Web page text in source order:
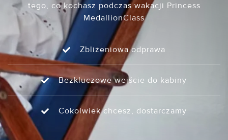
tego, co kochasz podczas wakacji Princess
MedallionClass
Zbliżeniowa odprawa
Bezkluczowe wejście do kabiny
Cokolwiek chcesz, dostarczamy